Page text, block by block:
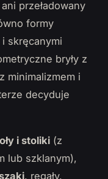
przeładowany
formy
skręcanymi
bryły z
minimalizmem i
decyduje
i stoliki (z
lub szklanym),
, regały,